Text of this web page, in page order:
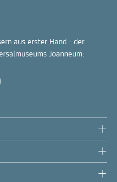
aus erster Hand - der
Joanneum: